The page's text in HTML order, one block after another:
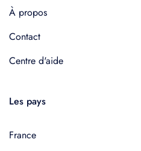
À propos
Contact
Centre d'aide
Les pays
France